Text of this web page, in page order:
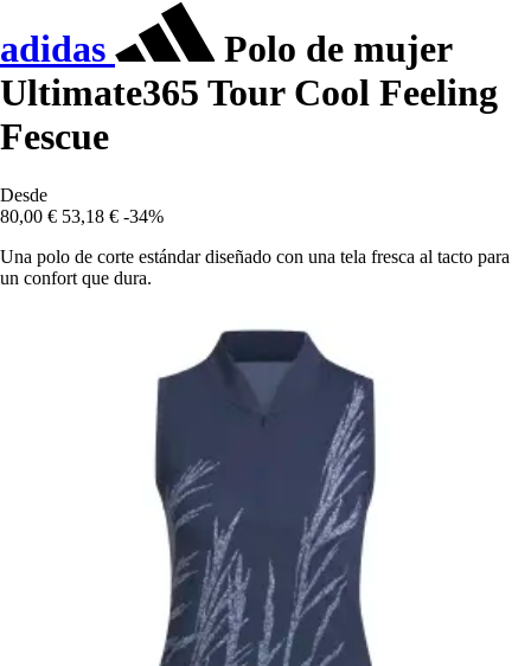
adidas
Polo de mujer
Ultimate365 Tour Cool Feeling
Fescue
Desde
80,00 € 53,18 € -34%
Una polo de corte estándar diseñado con una tela fresca al tacto para
un confort que dura.